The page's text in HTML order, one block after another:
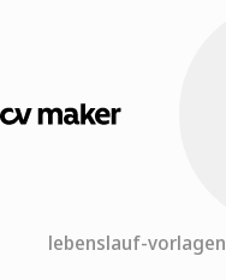
lebenslauf-vorlagen